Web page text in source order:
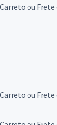
ou Frete
ou